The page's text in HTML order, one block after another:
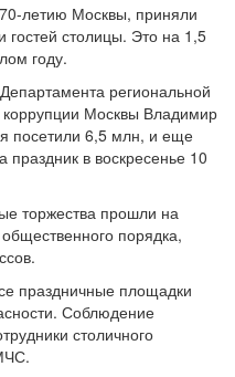
летию Москвы, приняли
гостей столицы. Это на 1,5
году.
региональной
коррупции Москвы Владимир
посетили 6,5 млн, и еще
в воскресенье 10
торжества прошли на
порядка,
праздничные площадки
Соблюдение
столичного